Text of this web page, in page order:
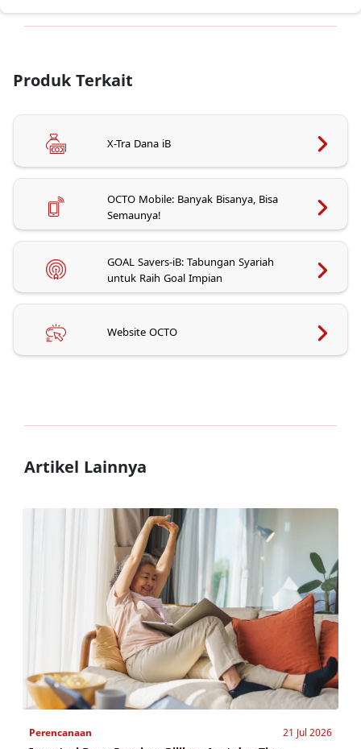
Produk Terkait
X-Tra Dana iB
OCTO Mobile: Banyak Bisanya, Bisa
Semaunya!
GOAL Savers-iB: Tabungan Syariah
untuk Raih Goal Impian
Website OCTO
Artikel Lainnya
Perencanaan 21 Jul 2026